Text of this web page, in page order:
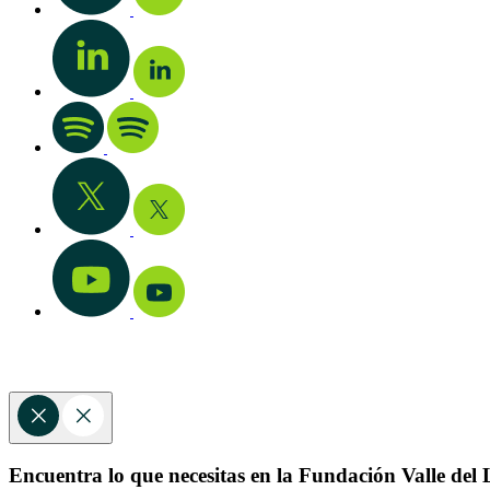
Encuentra lo que necesitas en la Fundación Valle del